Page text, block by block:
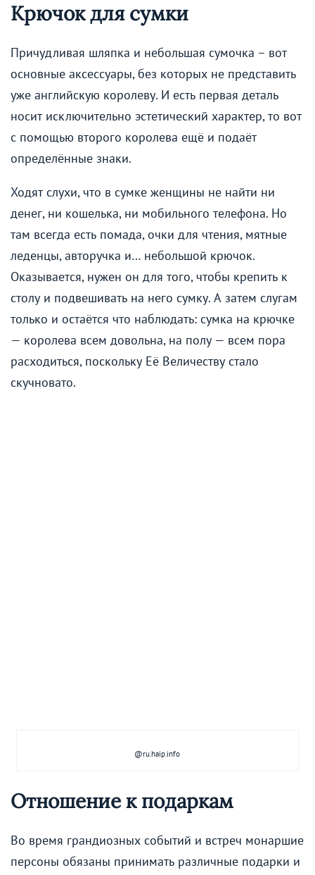
Крючок для сумки
Причудливая шляпка и небольшая сумочка – вот
основные аксессуары, без которых не представить
уже английскую королеву. И есть первая деталь
носит исключительно эстетический характер, то вот
с помощью второго королева ещё и подаёт
определённые знаки.
Ходят слухи, что в сумке женщины не найти ни
денег, ни кошелька, ни мобильного телефона. Но
там всегда есть помада, очки для чтения, мятные
леденцы, авторучка и… небольшой крючок.
Оказывается, нужен он для того, чтобы крепить к
столу и подвешивать на него сумку. А затем слугам
только и остаётся что наблюдать: сумка на крючке
— королева всем довольна, на полу — всем пора
расходиться, поскольку Её Величеству стало
скучновато.
@ru.haip.info
Отношение к подаркам
Во время грандиозных событий и встреч монаршие
персоны обязаны принимать различные подарки и